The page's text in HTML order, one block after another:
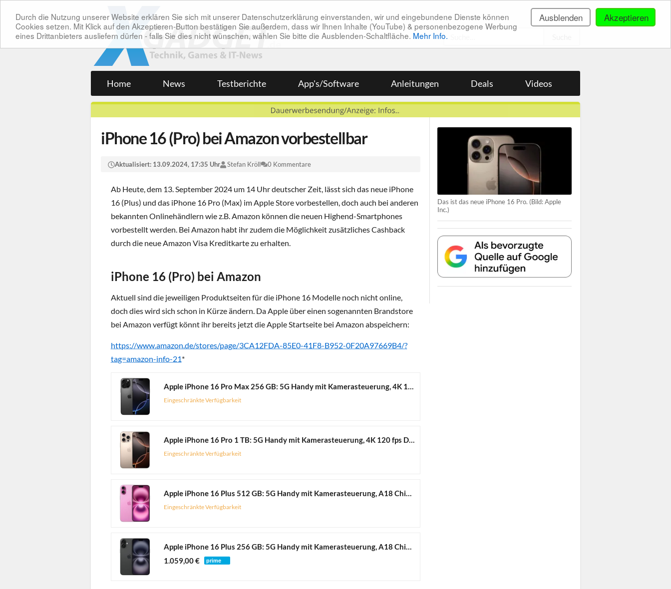
Akzeptieren
Ausblenden
Durch die Nutzung unserer Website erklären Sie sich mit unserer Datenschutzerklärung einverstanden, wir und eingebundene Dienste können
Cookies setzen. Mit Klick auf den Akzeptieren-Button bestätigen Sie außerdem, dass wir Ihnen Inhalte (YouTube) & personenbezogene Werbung
eines Drittanbieters ausliefern dürfen - falls Sie dies nicht wünschen, wählen Sie bitte die Ausblenden-Schaltfläche. Mehr Info.
Home News Testberichte App's/Software Anleitungen Deals Videos
iPhone 16 (Pro) bei Amazon vorbestellbar
Aktualisiert: 13.09.2024, 17:35 Uhr Stefan Kröll 0 Kommentare
Ab Heute, dem 13. September 2024 um 14 Uhr deutscher Zeit, lässt sich das neue iPhone
16 (Plus) und das iPhone 16 Pro (Max) im Apple Store vorbestellen, doch auch bei anderen
bekannten Onlinehändlern wie z.B. Amazon können die neuen Highend-Smartphones
vorbestellt werden. Bei Amazon habt ihr zudem die Möglichkeit zusätzliches Cashback
durch die neue Amazon Visa Kreditkarte zu erhalten.
iPhone 16 (Pro) bei Amazon
Aktuell sind die jeweiligen Produktseiten für die iPhone 16 Modelle noch nicht online,
doch dies wird sich schon in Kürze ändern. Da Apple über einen sogenannten Brandstore
bei Amazon verfügt könnt ihr bereits jetzt die Apple Startseite bei Amazon abspeichern:
https://www.amazon.de/stores/page/3CA12FDA-85E0-41F8-B952-0F20A97669B4/?
tag=amazon-info-21*
Apple iPhone 16 Pro Max 256 GB: 5G Handy mit Kamerasteuerung, 4K 120 Dolby Vision und einem großen Sprung bei der Batterielaufzeit. Funktioniert mit AirPods, Titan Schwarz
Eingeschränkte Verfügbarkeit
Apple iPhone 16 Pro 1 TB: 5G Handy mit Kamerasteuerung, 4K 120 fps Dolby Vision und einem großen Sprung bei der Batterielaufzeit. Funktioniert mit AirPods, Titan Wüstensand
Eingeschränkte Verfügbarkeit
Apple iPhone 16 Plus 512 GB: 5G Handy mit Kamerasteuerung, A18 Chip und einem echten Boost für die Batterie. Funktioniert mit AirPods, Rosé
Eingeschränkte Verfügbarkeit
Apple iPhone 16 Plus 256 GB: 5G Handy mit Kamerasteuerung, A18 Chip und einem echten Boost für die Batterie. Funktioniert mit AirPods, Schwarz
1.059,00 €
Das ist das neue iPhone 16 Pro. (Bild: Apple
Inc.)